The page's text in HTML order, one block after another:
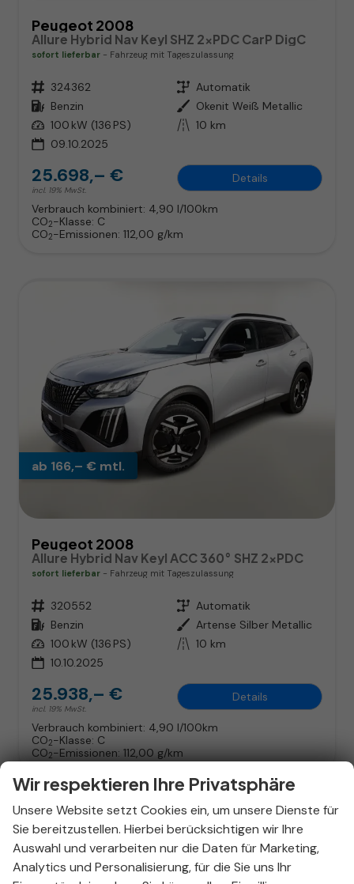
Peugeot 2008
Allure Hybrid Nav Keyl SHZ 2xPDC CarP DigC
sofort lieferbar Fahrzeug mit Tageszulassung
Fahrzeugnr. 324362 Getriebe Automatik
Kraftstoff Benzin Außenfarbe Okenit Weiß Metallic
Leistung 100 kW (136 PS) Kilometerstand 10 km
09.10.2025
25.698,– €
incl. 19% MwSt.
Details
Verbrauch kombiniert: 4,90 l/100km
CO2-Klasse: C
CO2-Emissionen: 112,00 g/km
ab 166,– € mtl.
Peugeot 2008
Allure Hybrid Nav Keyl ACC 360° SHZ 2xPDC
sofort lieferbar Fahrzeug mit Tageszulassung
Fahrzeugnr. 320552 Getriebe Automatik
Kraftstoff Benzin Außenfarbe Artense Silber Metallic
Leistung 100 kW (136 PS) Kilometerstand 10 km
10.10.2025
25.938,– €
incl. 19% MwSt.
Details
Verbrauch kombiniert: 4,90 l/100km
CO2-Klasse: C
CO2-Emissionen: 112,00 g/km
Wir respektieren Ihre Privatsphäre
Unsere Website setzt Cookies ein, um unsere Dienste für
Sie bereitzustellen. Hierbei berücksichtigen wir Ihre
Auswahl und verarbeiten nur die Daten für Marketing,
Analytics und Personalisierung, für die Sie uns Ihr